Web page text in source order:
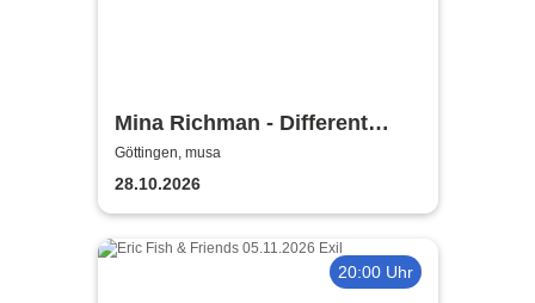
Mina Richman - Different
Flavours Of Being Happy
Tour
Göttingen, musa
28.10.2026
20:00 Uhr